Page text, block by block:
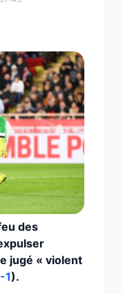
des
jugé « violent
1).